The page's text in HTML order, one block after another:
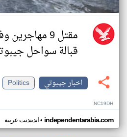
قبالة سواحل
اخبار جيبوتي
Politics
NC19DH
اندبندنت عربية• independentarabia.com